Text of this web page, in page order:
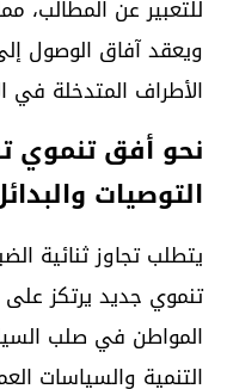
للتعبير عن المطالب،
ويعقد آفاق الوصول
الأطراف المتدخلة في
نحو أفق تنموي
التوصيات
يتطلب تجاوز ثنائية
تنموي جديد يرتكز
المواطن في صلب
التنمية والسياسات